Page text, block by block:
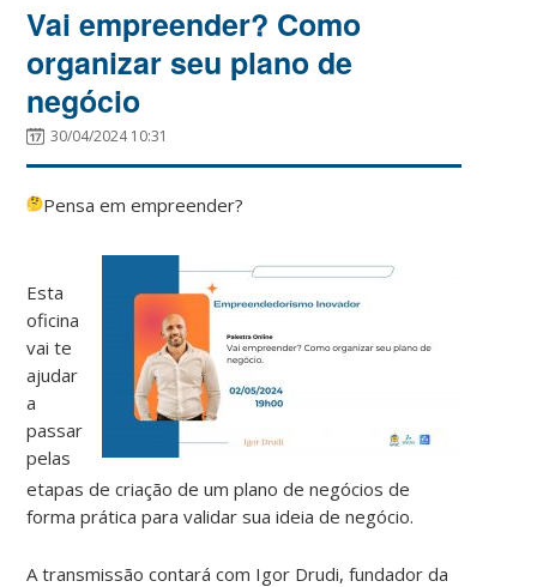
Vai empreender? Como
organizar seu plano de
negócio
30/04/2024 10:31
Pensa em empreender?
Esta
oficina
vai te
ajudar
a
passar
pelas
etapas de criação de um plano de negócios de
forma prática para validar sua ideia de negócio.
A transmissão contará com Igor Drudi, fundador da